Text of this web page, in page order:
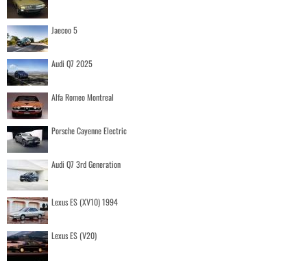
Jaecoo 5
Audi Q7 2025
Alfa Romeo Montreal
Porsche Cayenne Electric
Audi Q7 3rd Generation
Lexus ES (XV10) 1994
Lexus ES (V20)